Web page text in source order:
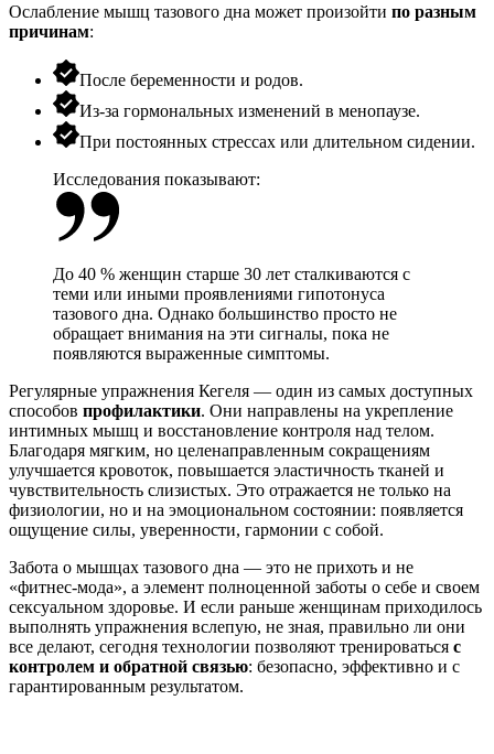
Ослабление мышц тазового дна может произойти по разным
причинам:
После беременности и родов.
Из-за гормональных изменений в менопаузе.
При постоянных стрессах или длительном сидении.
Исследования показывают:
До 40 % женщин старше 30 лет сталкиваются с
теми или иными проявлениями гипотонуса
тазового дна. Однако большинство просто не
обращает внимания на эти сигналы, пока не
появляются выраженные симптомы.
Регулярные упражнения Кегеля — один из самых доступных
способов профилактики. Они направлены на укрепление
интимных мышц и восстановление контроля над телом.
Благодаря мягким, но целенаправленным сокращениям
улучшается кровоток, повышается эластичность тканей и
чувствительность слизистых. Это отражается не только на
физиологии, но и на эмоциональном состоянии: появляется
ощущение силы, уверенности, гармонии с собой.
Забота о мышцах тазового дна — это не прихоть и не
«фитнес-мода», а элемент полноценной заботы о себе и своем
сексуальном здоровье. И если раньше женщинам приходилось
выполнять упражнения вслепую, не зная, правильно ли они
все делают, сегодня технологии позволяют тренироваться с
контролем и обратной связью: безопасно, эффективно и с
гарантированным результатом.